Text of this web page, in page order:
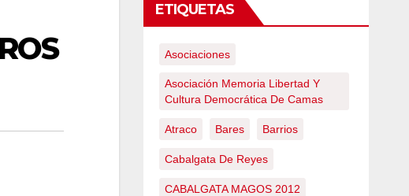
ETIQUETAS
Asociaciones
Asociación Memoria Libertad Y
Cultura Democrática De Camas
Atraco Bares Barrios
Cabalgata De Reyes
CABALGATA MAGOS 2012